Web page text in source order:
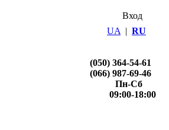
Вход
UA | RU
(050) 364-54-61
(066) 987-69-46
Пн-Сб
09:00-18:00